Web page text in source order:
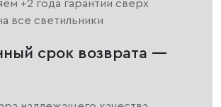
+2 года гарантии сверх
все светильники
срок возврата —